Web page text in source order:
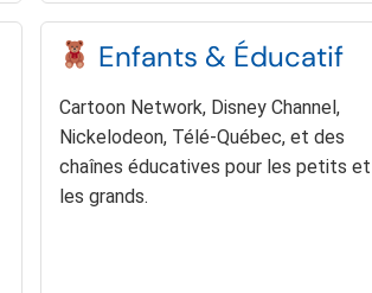
Enfants & Éducatif
Cartoon Network, Disney Channel,
Nickelodeon, Télé-Québec, et des
chaînes éducatives pour les petits et
les grands.